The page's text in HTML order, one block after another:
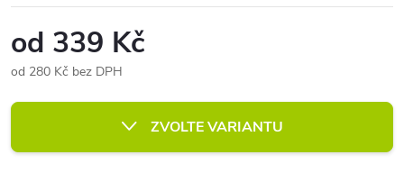
od 339 Kč
od 280 Kč bez DPH
cena:
ZVOLTE VARIANTU